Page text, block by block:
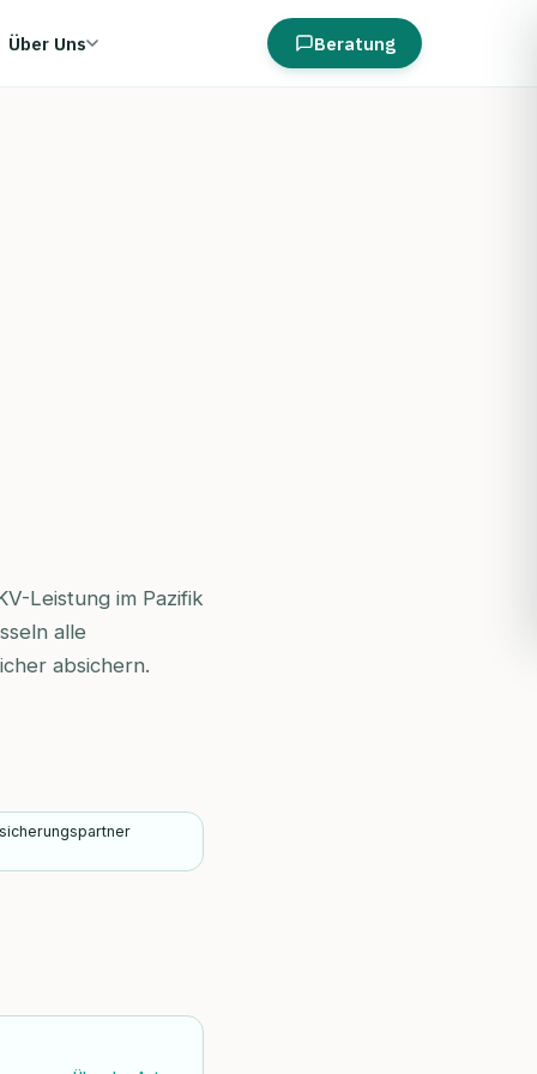
Über Uns Beratung
Leistung im Pazifik
alle
absichern.